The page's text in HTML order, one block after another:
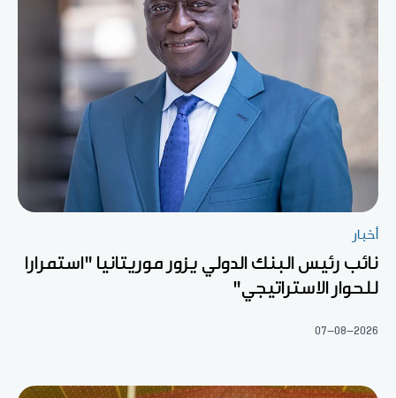
أخبار
نائب رئيس البنك الدولي يزور موريتانيا "استمرارا
للحوار الاستراتيجي"
07-08-2026